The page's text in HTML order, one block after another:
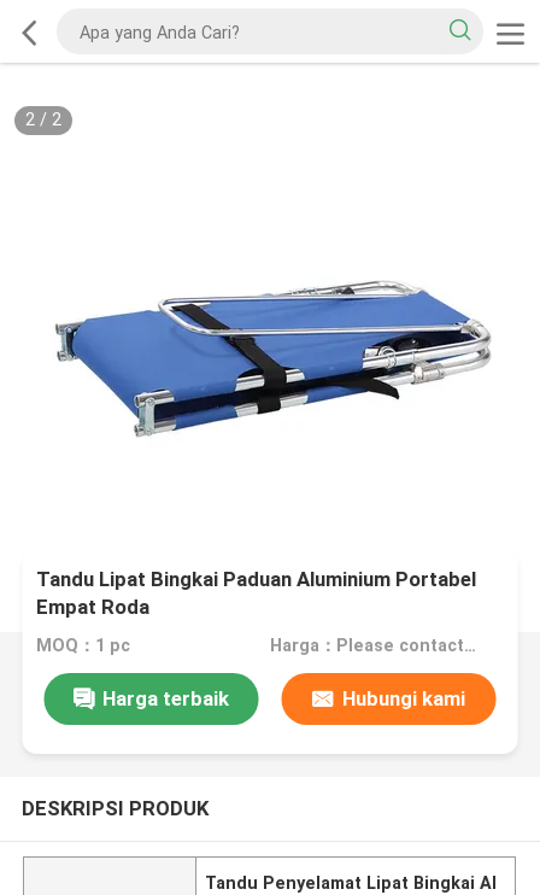
2/ 2
Tandu Lipat Bingkai Paduan Aluminium Portabel
Empat Roda
MOQ：1 pc Harga：Please contact us for the price
Harga terbaik Hubungi kami
DESKRIPSI PRODUK
Tandu Penyelamat Lipat Bingkai Al